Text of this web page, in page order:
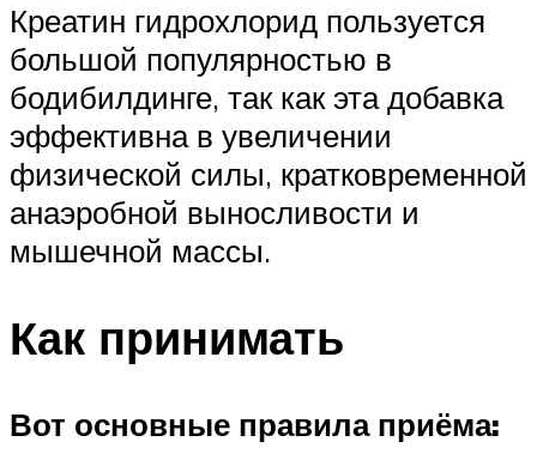
Креатин гидрохлорид пользуется
большой популярностью в
бодибилдинге, так как эта добавка
эффективна в увеличении
физической силы, кратковременной
анаэробной выносливости и
мышечной массы.
Как принимать
Вот основные правила приёма: